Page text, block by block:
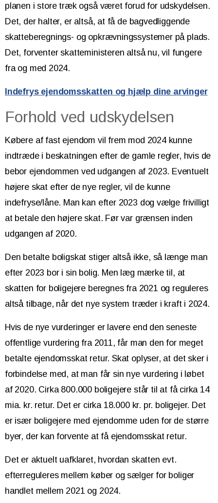
planen i store træk også været forud for udskydelsen.
Det, der halter, er altså, at få de bagvedliggende
skatteberegnings- og opkrævningssystemer på plads.
Det, forventer skatteministeren altså nu, vil fungere
fra og med 2024.
Indefrys ejendomsskatten og hjælp dine arvinger
Forhold ved udskydelsen
Købere af fast ejendom vil frem mod 2024 kunne
indtræde i beskatningen efter de gamle regler, hvis de
bebor ejendommen ved udgangen af 2023. Eventuelt
højere skat efter de nye regler, vil de kunne
indefryse/låne. Man kan efter 2023 dog vælge frivilligt
at betale den højere skat. Før var grænsen inden
udgangen af 2020.
Den betalte boligskat stiger altså ikke, så længe man
efter 2023 bor i sin bolig. Men læg mærke til, at
skatten for boligejere beregnes fra 2021 og reguleres
altså tilbage, når det nye system træder i kraft i 2024.
Hvis de nye vurderinger er lavere end den seneste
offentlige vurdering fra 2011, får man den for meget
betalte ejendomsskat retur. Skat oplyser, at det sker i
forbindelse med, at man får sin nye vurdering i løbet
af 2020. Cirka 800.000 boligejere står til at få cirka 14
mia. kr. retur. Det er cirka 18.000 kr. pr. boligejer. Det
er især boligejere med ejendomme uden for de større
byer, der kan forvente at få ejendomsskat retur.
Det er aktuelt uafklaret, hvordan skatten evt.
efterreguleres mellem køber og sælger for boliger
handlet mellem 2021 og 2024.